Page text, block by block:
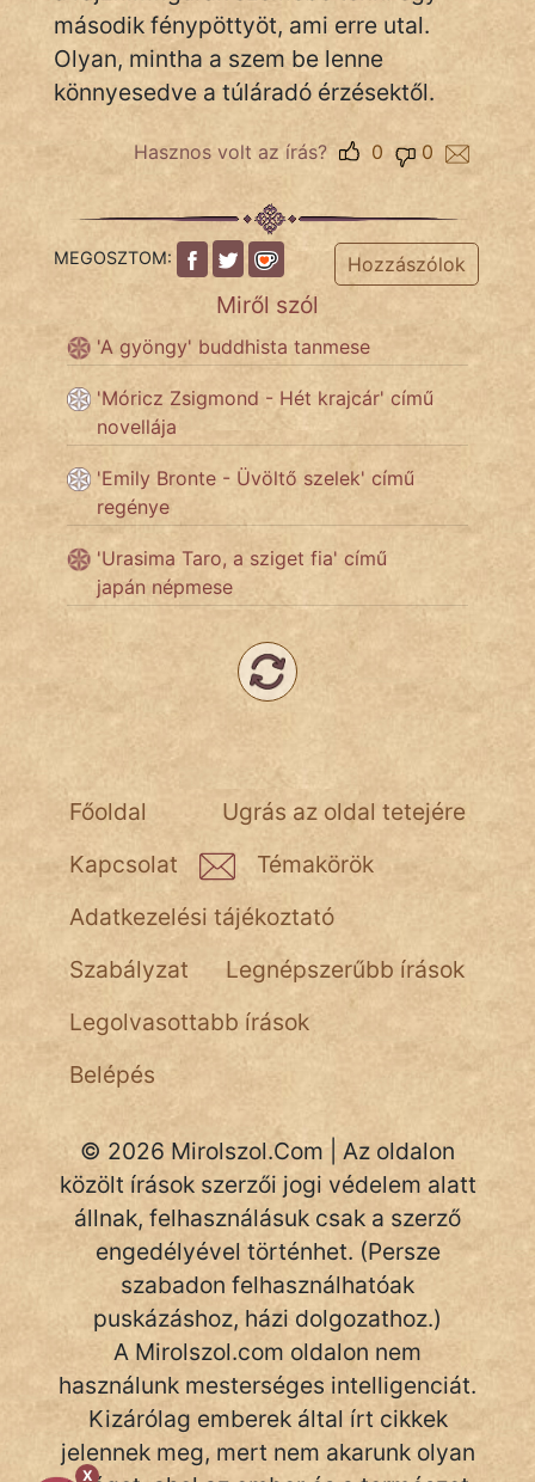
X
FILM
ÉLETMÓD
TÖRTÉNELEM
Népszerű szerzőink:
cinege
fantom
Hunor
Jób Gedeon
Láron Ádám
vörös ördög
pszichopati
szegény legény
szemfüles
második fénypöttyöt, ami erre utal.
Olyan, mintha a szem be lenne
könnyesedve a túláradó érzésektől.
Hasznos volt az írás? 0
0
MEGOSZTOM: Hozzászólok
Miről szól
'A gyöngy' buddhista tanmese
'Móricz Zsigmond - Hét krajcár' című
novellája
'Emily Bronte - Üvöltő szelek' című
regénye
'Urasima Taro, a sziget fia' című
japán népmese
Ugrás az oldal tetejére
Főoldal
Kapcsolat
Témakörök
Adatkezelési tájékoztató
Szabályzat
Legnépszerűbb írások
Legolvasottabb írások
Belépés
© 2026 Mirolszol.Com | Az oldalon
közölt írások szerzői jogi védelem alatt
állnak, felhasználásuk csak a szerző
engedélyével történhet. (Persze
szabadon felhasználhatóak
puskázáshoz, házi dolgozathoz.)
A Mirolszol.com oldalon nem
használunk mesterséges intelligenciát.
Kizárólag emberek által írt cikkek
jelennek meg, mert nem akarunk olyan